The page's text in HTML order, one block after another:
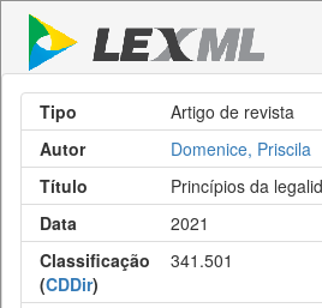
Tipo
Artigo de revista
Autor
Domenice, Priscila
Título
Princípios da
Data
2021
Classificação
(CDDir)
341.501